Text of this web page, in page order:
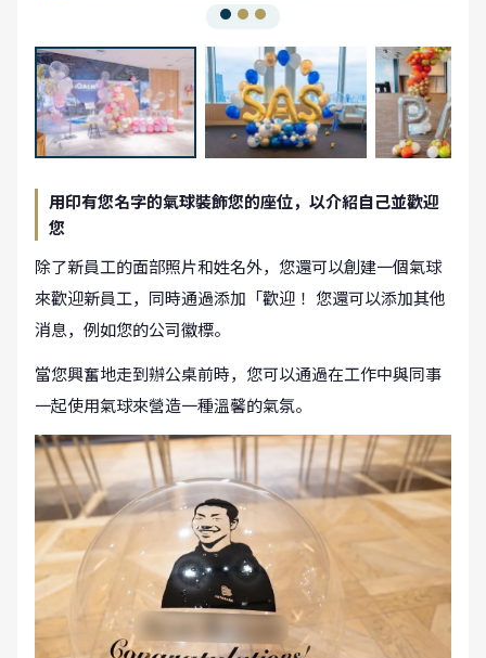
用印有您名字的氣球裝飾您的座位，以介紹自己並歡迎
您
除了新員工的面部照片和姓名外，您還可以創建一個氣球
來歡迎新員工，同時通過添加「歡迎！ 您還可以添加其他
消息，例如您的公司徽標。
當您興奮地走到辦公桌前時，您可以通過在工作中與同事
一起使用氣球來營造一種溫馨的氣氛。